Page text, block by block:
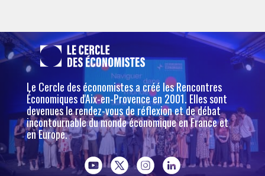
Le Cercle des économistes a créé les Rencontres
Économiques d'Aix-en-Provence en 2001. Elles sont
devenues le rendez-vous de réflexion et de débat
incontournable du monde économique en France et
en Europe.